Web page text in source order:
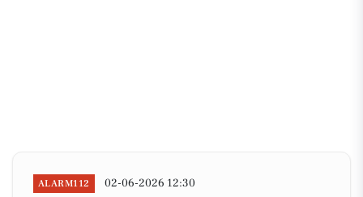
ALARM112 02-06-2026 12:30